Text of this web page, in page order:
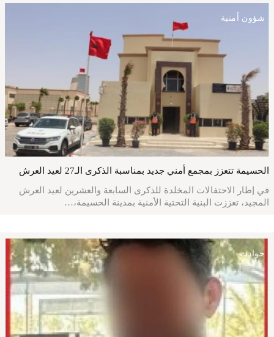
شؤون أمنية
الحسيمة تتعزز بمجمع أمني جديد بمناسبة الذكرى الـ27 لعيد العرش
في إطار الاحتفالات المخلدة للذكرى السابعة والعشرين لعيد العرش
المجيد، تعززت البنية التحتية الأمنية بمدينة الحسيمة،…
حوادث